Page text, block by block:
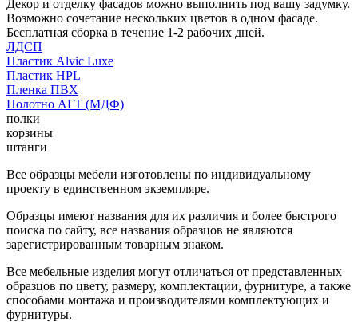
Декор и отделку фасадов можно выполнить под вашу задумку.
Возможно сочетание нескольких цветов в одном фасаде.
Бесплатная сборка в течение 1-2 рабочих дней.
ЛДСП
Пластик Alvic Luxe
Пластик HPL
Пленка ПВХ
Полотно АГТ (МДФ)
полки
корзины
штанги
Все образцы мебели изготовлены по индивидуальному
проекту в единственном экземпляре.
Образцы имеют названия для их различия и более быстрого
поиска по сайту, все названия образцов не являются
зарегистрированным товарным знаком.
Все мебельные изделия могут отличаться от представленных
образцов по цвету, размеру, комплектации, фурнитуре, а также
способами монтажа и производителями комплектующих и
фурнитуры.